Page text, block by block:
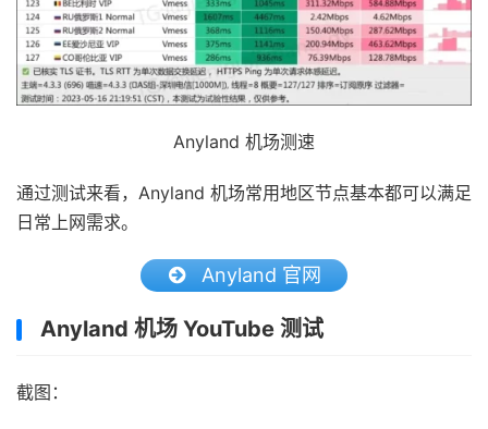
Anyland 机场测速
通过测试来看，Anyland 机场常用地区节点基本都可以满足
日常上网需求。
Anyland 官网
Anyland 机场 YouTube 测试
截图：